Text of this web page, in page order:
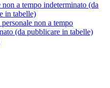
non a tempo indeterminato (da
in tabelle)
non a tempo
(da pubblicare in tabelle)